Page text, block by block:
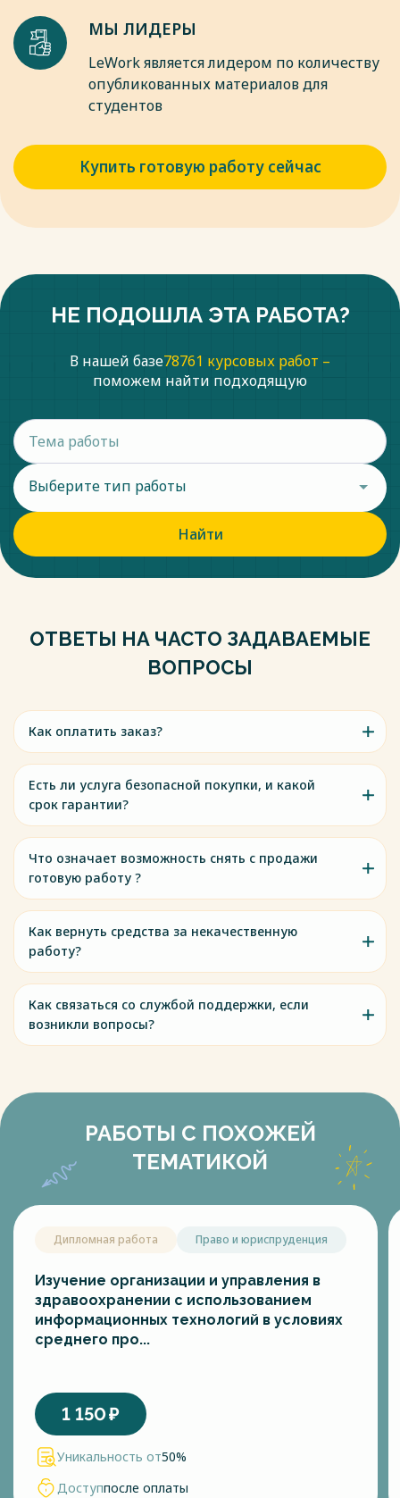
Дашков и К, 2013. - 432 c.
13. Исаев, Г.Н. Информационные технологии [Текст]: учеб.
пособие / Г.Н. Исаев. - М.: Омега-Л, 2013. - 464 c.
Весь текст будет доступенпосле покупки
МЫ ЛИДЕРЫ
LeWork является лидером по количеству
опубликованных материалов для
студентов
Купить готовую работу сейчас
НЕ ПОДОШЛА ЭТА РАБОТА?
В нашей базе78761 курсовых работ –
поможем найти подходящую
Выберите тип работы
Найти
ОТВЕТЫ НА ЧАСТО ЗАДАВАЕМЫЕ
ВОПРОСЫ
Как оплатить заказ?
Есть ли услуга безопасной покупки, и какой
срок гарантии?
Что означает возможность снять с продажи
готовую работу ?
Как вернуть средства за некачественную
работу?
Как связаться со службой поддержки, если
возникли вопросы?
РАБОТЫ С ПОХОЖЕЙ
ТЕМАТИКОЙ
Дипломная работа Право и юриспруденция
Изучение организации и управления в
здравоохранении с использованием
информационных технологий в условиях
среднего про...
1 150₽
Уникальность от50%
Доступпосле оплаты